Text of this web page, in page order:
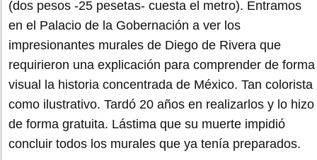
(dos pesos -25 pesetas- cuesta el metro). Entramos
en el Palacio de la Gobernación a ver los
impresionantes murales de Diego de Rivera que
requirieron una explicación para comprender de forma
visual la historia concentrada de México. Tan colorista
como ilustrativo. Tardó 20 años en realizarlos y lo hizo
de forma gratuita. Lástima que su muerte impidió
concluir todos los murales que ya tenía preparados.